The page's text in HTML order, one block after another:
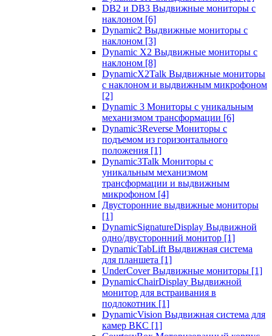
DB2 и DB3 Выдвижные мониторы с
наклоном [6]
Dynamic2 Выдвижные мониторы с
наклоном [3]
Dynamic X2 Выдвижные мониторы с
наклоном [8]
DynamicX2Talk Выдвижные мониторы
с наклоном и выдвижным микрофоном
[2]
Dynamic 3 Мониторы с уникальным
механизмом трансформации [6]
Dynamic3Reverse Мониторы с
подъемом из горизонтального
положения [1]
Dynamic3Talk Мониторы с
уникальным механизмом
трансформации и выдвижным
микрофоном [4]
Двусторонние выдвижные мониторы
[1]
DynamicSignatureDisplay Выдвижной
одно/двусторонний монитор [1]
DynamicTabLift Выдвижная система
для планшета [1]
UnderCover Выдвижные мониторы [1]
DynamicChairDisplay Выдвижной
монитор для встраивания в
подлокотник [1]
DynamicVision Выдвижная система для
камер ВКС [1]